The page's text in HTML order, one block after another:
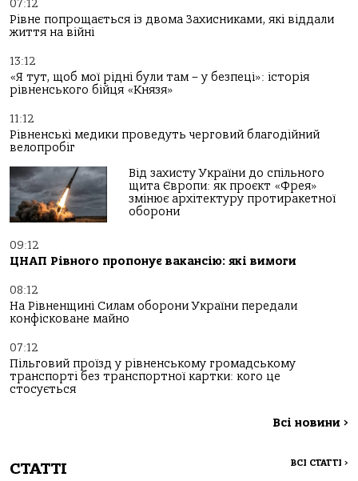
07:12
Рівне попрощається із двома Захисниками, які віддали
життя на війні
13:12
«Я тут, щоб мої рідні були там – у безпеці»: історія
рівненського бійця «Князя»
11:12
Рівненські медики проведуть черговий благодійний
велопробіг
Від захисту України до спільного
щита Європи: як проєкт «Фрея»
змінює архітектуру протиракетної
оборони
09:12
ЦНАП Рівного пропонує вакансію: які вимоги
08:12
На Рівненщині Силам оборони України передали
конфісковане майно
07:12
Пільговий проїзд у рівненському громадському
транспорті без транспортної картки: кого це
стосується
Всі новини >
СТАТТІ ВСІ СТАТТІ >